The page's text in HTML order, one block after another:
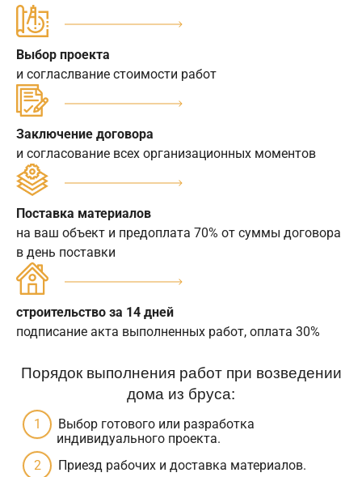
Выбор проекта
и согласлвание стоимости работ
Заключение договора
и согласование всех организационных моментов
Поставка материалов
на ваш объект и предоплата 70% от суммы договора
в день поставки
строительство за 14 дней
подписание акта выполненных работ, оплата 30%
Порядок выполнения работ при возведении
дома из бруса:
Выбор готового или разработка
индивидуального проекта.
Приезд рабочих и доставка материалов.